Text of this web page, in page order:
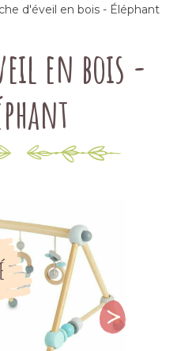
d'éveil en bois - Éléphant
en bois -